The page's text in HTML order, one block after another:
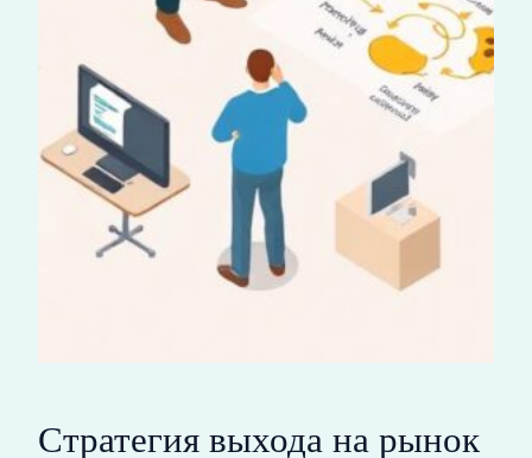
Стратегия выхода на рынок